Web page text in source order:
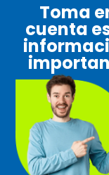
Toma
cuenta